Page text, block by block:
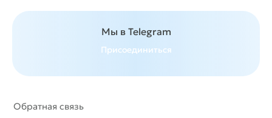
Мы в Telegram
Присоединиться
Обратная связь